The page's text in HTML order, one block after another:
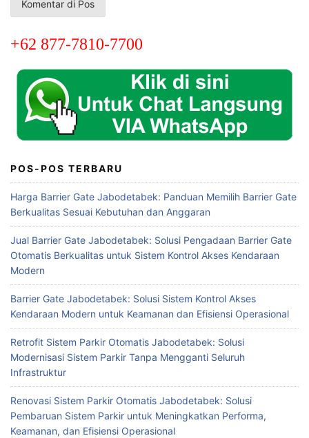
+62 877-7810-7700
POS-POS TERBARU
Harga Barrier Gate Jabodetabek: Panduan Memilih Barrier Gate
Berkualitas Sesuai Kebutuhan dan Anggaran
Jual Barrier Gate Jabodetabek: Solusi Pengadaan Barrier Gate
Otomatis Berkualitas untuk Sistem Kontrol Akses Kendaraan
Modern
Barrier Gate Jabodetabek: Solusi Sistem Kontrol Akses
Kendaraan Modern untuk Keamanan dan Efisiensi Operasional
Retrofit Sistem Parkir Otomatis Jabodetabek: Solusi
Modernisasi Sistem Parkir Tanpa Mengganti Seluruh
Infrastruktur
Renovasi Sistem Parkir Otomatis Jabodetabek: Solusi
Pembaruan Sistem Parkir untuk Meningkatkan Performa,
Keamanan, dan Efisiensi Operasional